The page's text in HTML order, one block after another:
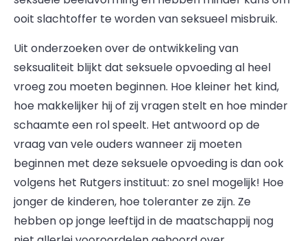
ooit slachtoffer te worden van seksueel misbruik.
Uit onderzoeken over de ontwikkeling van
seksualiteit blijkt dat seksuele opvoeding al heel
vroeg zou moeten beginnen. Hoe kleiner het kind,
hoe makkelijker hij of zij vragen stelt en hoe minder
schaamte een rol speelt. Het antwoord op de
vraag van vele ouders wanneer zij moeten
beginnen met deze seksuele opvoeding is dan ook
volgens het Rutgers instituut: zo snel mogelijk! Hoe
jonger de kinderen, hoe toleranter ze zijn. Ze
hebben op jonge leeftijd in de maatschappij nog